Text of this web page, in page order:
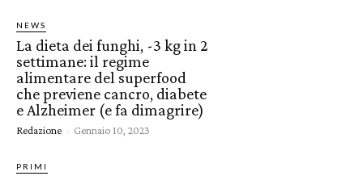
NEWS
La dieta dei funghi, -3 kg in 2
settimane: il regime
alimentare del superfood
che previene cancro, diabete
e Alzheimer (e fa dimagrire)
Redazione - Gennaio 10, 2023
PRIMI